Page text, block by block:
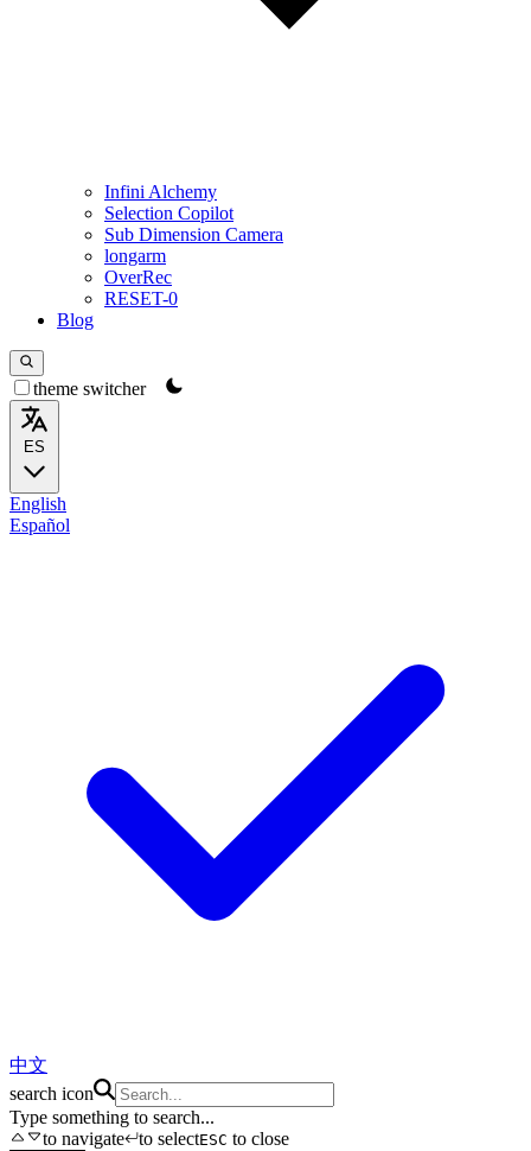
Infini Alchemy
Selection Copilot
Sub Dimension Camera
longarm
OverRec
RESET-0
Blog
theme switcher
ES
English
Español
中文
search icon
Type something to search...
to navigate
to selectESC to close